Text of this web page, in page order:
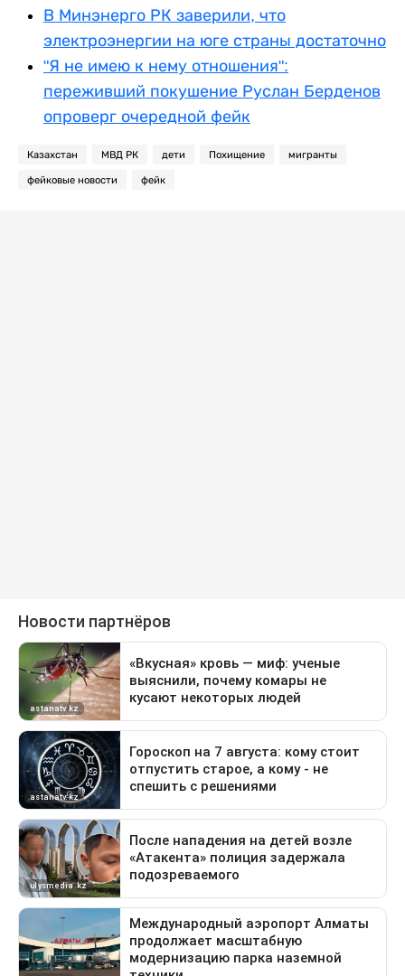
В Минэнерго РК заверили, что
электроэнергии на юге страны достаточно
"Я не имею к нему отношения":
переживший покушение Руслан Берденов
опроверг очередной фейк
Казахстан МВД РК дети Похищение мигранты
фейковые новости фейк